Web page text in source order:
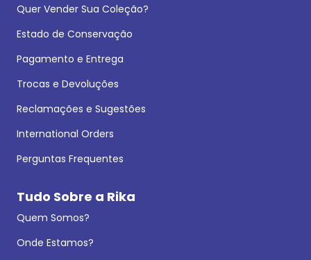
Quer Vender Sua Coleção?
Estado de Conservação
Pagamento e Entrega
Trocas e Devoluções
Reclamações e Sugestões
International Orders
Perguntas Frequentes
Tudo Sobre a Rika
Quem Somos?
Onde Estamos?